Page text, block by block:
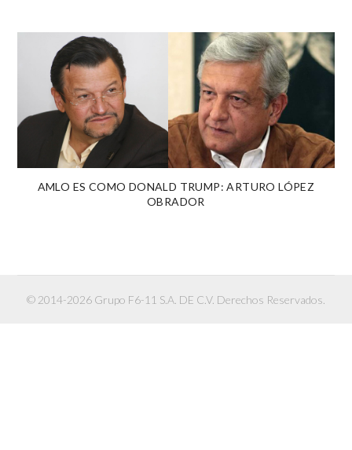
AMLO ES COMO DONALD TRUMP: ARTURO LÓPEZ
OBRADOR
© 2014-2026 Grupo F6-11 S.A. DE C.V. Derechos Reservados.